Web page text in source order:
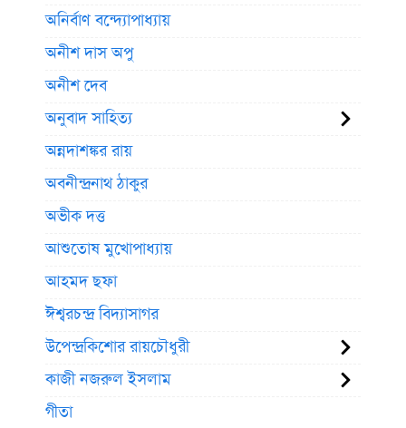
অনির্বাণ বন্দ্যোপাধ্যায়
অনীশ দাস অপু
অনীশ দেব
অনুবাদ সাহিত্য
অন্নদাশঙ্কর রায়
অবনীন্দ্রনাথ ঠাকুর
অভীক দত্ত
আশুতোষ মুখোপাধ্যায়
আহমদ ছফা
ঈশ্বরচন্দ্র বিদ্যাসাগর
উপেন্দ্রকিশোর রায়চৌধুরী
কাজী নজরুল ইসলাম
গীতা